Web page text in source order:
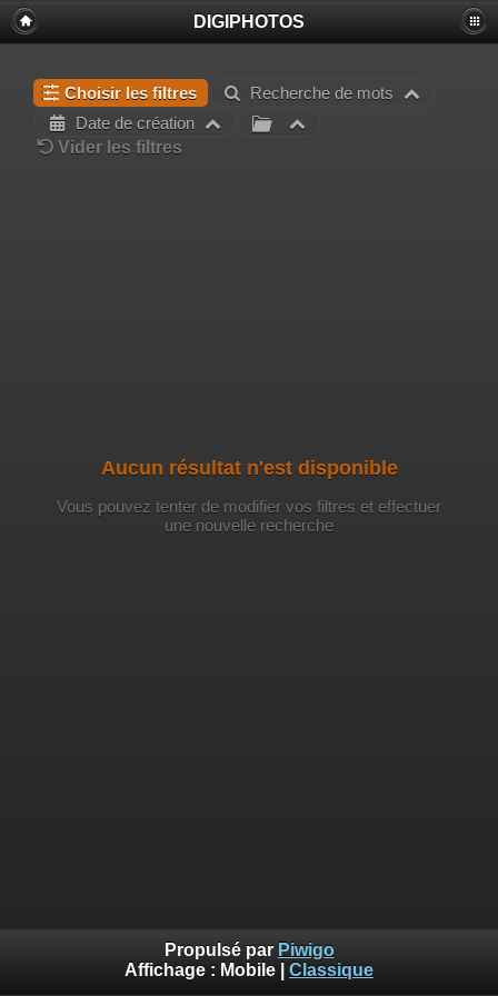
DIGIPHOTOS
Choisir les filtres
Recherche de mots
Date de création
Vider les filtres
Aucun résultat n'est disponible
Vous pouvez tenter de modifier vos filtres et effectuer
une nouvelle recherche
Propulsé par Piwigo
Affichage : Mobile Classique